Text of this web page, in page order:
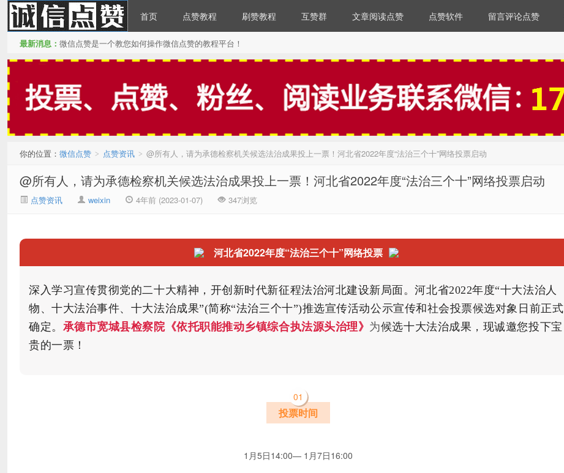
微信点赞
首页 点赞教程 刷赞教程 互赞群 文章阅读点赞 点赞软件 留言评论点赞
最新消息： 微信点赞是一个教您如何操作微信点赞的教程平台！
你的位置： 微信点赞 > 点赞资讯 > @所有人，请为承德检察机关候选法治成果投上一票！河北省2022年度“法治三个十”网络投票启动
@所有人，请为承德检察机关候选法治成果投上一票！河北省2022年度“法治三个十”网络投票启动
点赞资讯 weixin 4年前 (2023-01-07) 347浏览
河北省2022年度“法治三个十”网络投票
深入学习宣传贯彻党的二十大精神，开创新时代新征程法治河北建设新局面。河北省2022年度“十大法治人
物、十大法治事件、 十大法治成果”(简称“法治三个十”)推选宣传活动公示宣传和社会投票候选对象日前正式
确定。 承德市宽城县检察院《依托职能推动乡镇综合执法源头治理》 为候选十大法治成果 ，现诚邀您投下宝
贵的一票！
01
投票时间
1月5日14:00— 1月7日16:00